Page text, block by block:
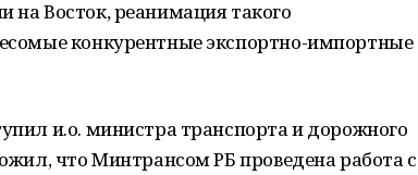
на Восток, реанимация такого
конкурентные экспортно-импортные
и.о. министра транспорта и дорожного
что Минтрансом РБ проведена работа с